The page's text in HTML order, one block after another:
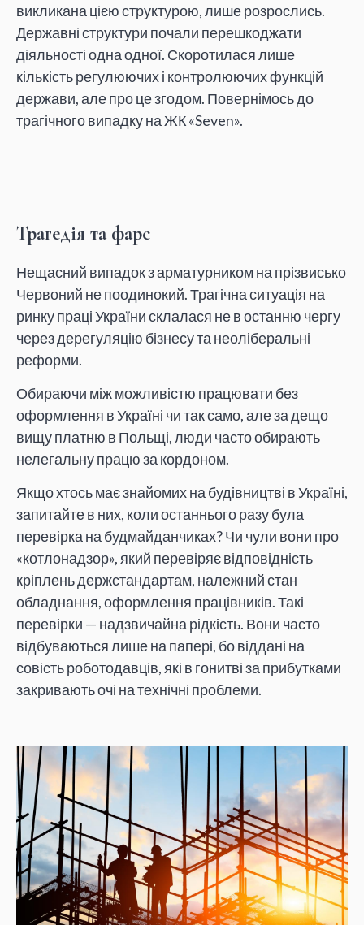
викликана цією структурою, лише розрослись.
Державні структури почали перешкоджати
діяльності одна одної. Скоротилася лише
кількість регулюючих і контролюючих функцій
держави, але про це згодом. Повернімось до
трагічного випадку на ЖК «Seven».
Трагедія та фарс
Нещасний випадок з арматурником на прізвисько
Червоний не поодинокий. Трагічна ситуація на
ринку праці України склалася не в останню чергу
через дерегуляцію бізнесу та неоліберальні
реформи.
Обираючи між можливістю працювати без
оформлення в Україні чи так само, але за дещо
вищу платню в Польщі, люди часто обирають
нелегальну працю за кордоном.
Якщо хтось має знайомих на будівництві в Україні,
запитайте в них, коли останнього разу була
перевірка на будмайданчиках? Чи чули вони про
«котлонадзор», який перевіряє відповідність
кріплень держстандартам, належний стан
обладнання, оформлення працівників. Такі
перевірки — надзвичайна рідкість. Вони часто
відбуваються лише на папері, бо віддані на
совість роботодавців, які в гонитві за прибутками
закривають очі на технічні проблеми.